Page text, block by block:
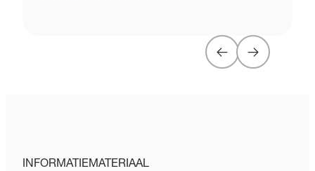
INFORMATIEMATERIAAL